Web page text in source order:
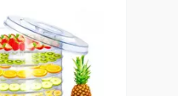
Vista Previa